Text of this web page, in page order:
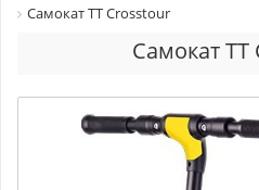
Самокат TT Crosstour
Самокат